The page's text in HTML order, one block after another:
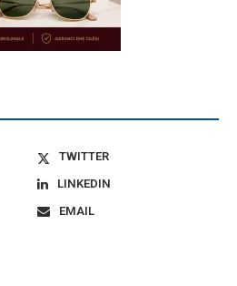
TWITTER
LINKEDIN
EMAIL